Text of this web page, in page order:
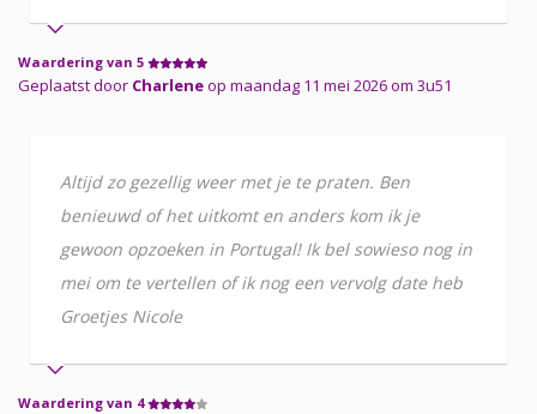
Waardering van 5
Geplaatst door Charleneop maandag 11 mei 2026 om 3u51
Altijd zo gezellig weer met je te praten. Ben
benieuwd of het uitkomt en anders kom ik je
gewoon opzoeken in Portugal! Ik bel sowieso nog in
mei om te vertellen of ik nog een vervolg date heb
Groetjes Nicole
Waardering van 4